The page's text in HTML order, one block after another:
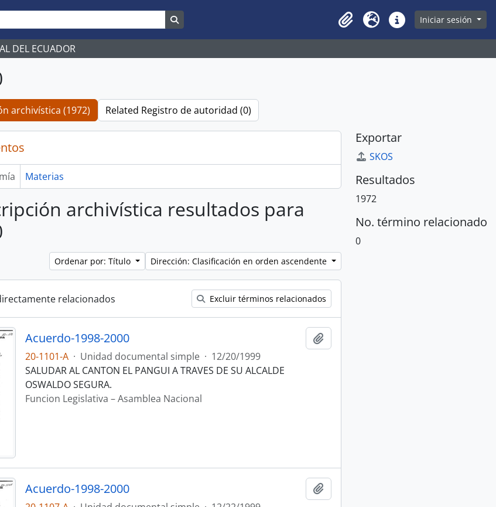
Clipboard
Idioma Enlaces rápidos
Iniciar sesión
DEL ECUADOR
archivística (1972) Related Registro de autoridad (0)
Materias
archivística resultados para
Ordenar por: Título Dirección: Clasificación en orden ascendente
relacionados Excluir términos relacionados
Acuerdo-1998-2000
20-1101-A · Unidad documental simple · 12/20/1999
SALUDAR AL CANTON EL PANGUI A TRAVES DE SU ALCALDE
OSWALDO SEGURA.
Funcion Legislativa – Asamblea Nacional
Acuerdo-1998-2000
Exportar
SKOS
Resultados
1972
No. término relacionado
0